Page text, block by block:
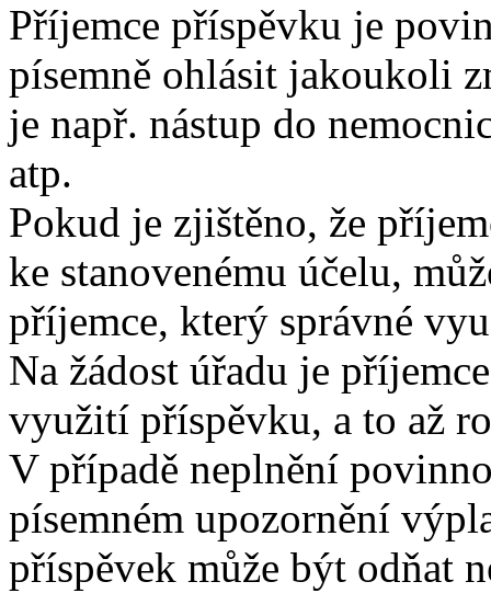
Příjemce příspěvku je
písemně ohlásit jakoukoli
je např. nástup do
atp.
Pokud je zjištěno, že
ke stanovenému účelu,
příjemce, který správné
Na žádost úřadu je
využití příspěvku, a to až
V případě neplnění
písemném upozornění
příspěvek může být odňat